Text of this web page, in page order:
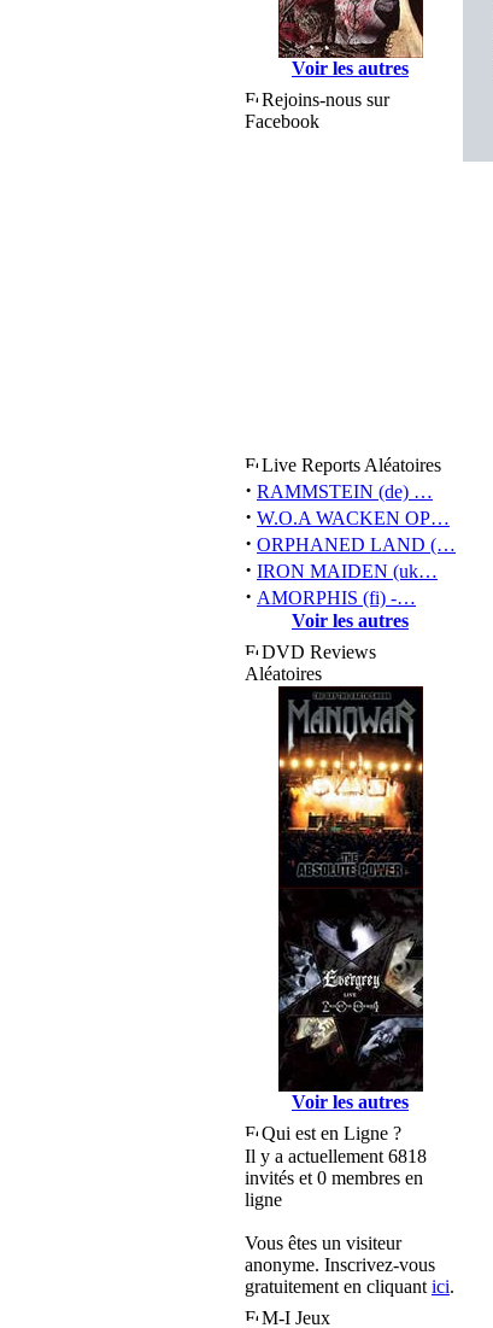
Voir les autres
Rejoins-nous sur
Facebook
Live Reports Aléatoires
· RAMMSTEIN (de) …
· W.O.A WACKEN OP…
· ORPHANED LAND (…
· IRON MAIDEN (uk…
· AMORPHIS (fi) -…
Voir les autres
DVD Reviews
Aléatoires
Voir les autres
Qui est en Ligne ?
Il y a actuellement 6818
invités et 0 membres en
ligne
Vous êtes un visiteur
anonyme. Inscrivez-vous
gratuitement en cliquant ici.
M-I Jeux